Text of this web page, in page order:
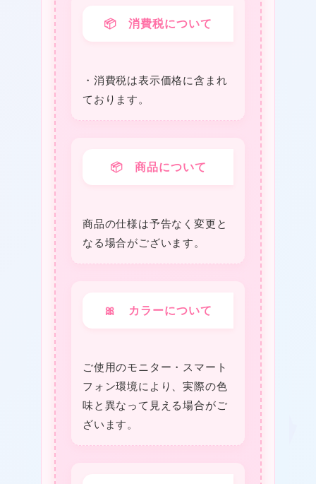
📦 消費税について
・消費税は表⽰価格に含まれ
ております。
📦 商品について
商品の仕様は予告なく変更と
なる場合がございます。
🎀 カラーについて
ご使用のモニター・スマート
フォン環境により、実際の色
味と異なって見える場合がご
ざいます。